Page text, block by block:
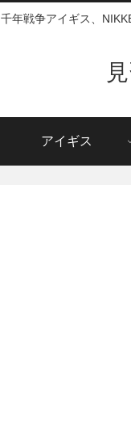
千年戦争アイギス、
アイギス